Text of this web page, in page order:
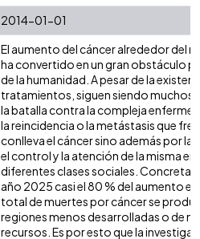
2014-01-01
El aumento del cáncer alrededor del
ha convertido en un gran obstáculo
de la humanidad. A pesar de la
tratamientos, siguen siendo muchos
la batalla contra la compleja
la reincidencia o la metástasis que
conlleva el cáncer sino además por la
el control y la atención de la misma
diferentes clases sociales.
año 2025 casi el 80 % del aumento
total de muertes por cáncer se
regiones menos desarrolladas o de
recursos. Es por esto que la